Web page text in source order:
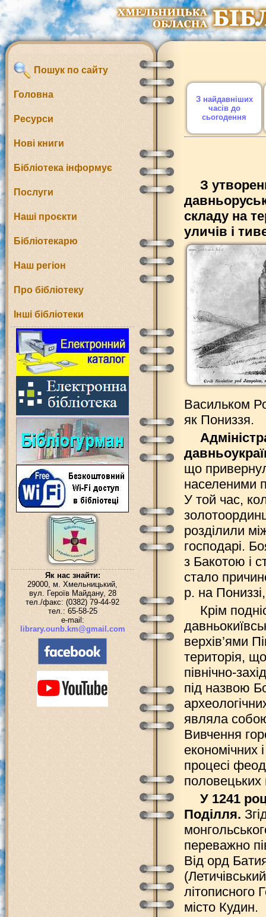
Пошук по сайту
Головна
Ресурси
Нові книги
Бібліотека інформує
Послуги
Наші проєкти
Бібліотекарю
Наш регіон
Про бібліотеку
Інші бібліотеки
Як нас знайти:
29000, м. Хмельницький,
вул. Героїв Майдану, 28
тел./факс: (0382) 79-44-92
тел.: 65-58-25
e-mail:
library.ounb.km@gmail.com
З найдавніших
часів до
сьогодення
З
складу на
уличів і
Васильком
як Пониззя.
що
населеними
У той час,
розділили
господарі.
з Бакотою і
стало
р. на
Крім
верхів’ями
територія,
північно-
під назвою
являла
Вивчення
економічних
процесі
половецьких
У 1241
Поділля.
переважно
Від орд
літописного
місто Кудин.